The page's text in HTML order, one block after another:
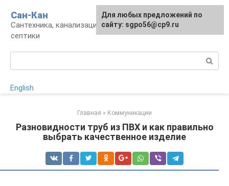
контенту
Сан-Кан
Сантехника, канализация, водопровод,
септики
English
Главная » Коммуникации
Разновидности труб из ПВХ и как правильно
выбрать качественное изделие
Для любых предложений по
сайту: sgpo56@cp9.ru